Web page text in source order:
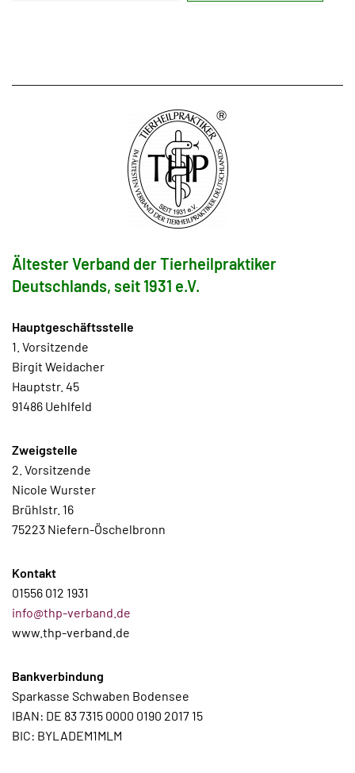
Ältester Verband der Tierheilpraktiker
Deutschlands, seit 1931 e.V.
Hauptgeschäftsstelle
1. Vorsitzende
Birgit Weidacher
Hauptstr. 45
91486 Uehlfeld
Zweigstelle
2. Vorsitzende
Nicole Wurster
Brühlstr. 16
75223 Niefern-Öschelbronn
Kontakt
01556 012 1931
info@thp-verband.de
www.thp-verband.de
Bankverbindung
Sparkasse Schwaben Bodensee
IBAN: DE 83 7315 0000 0190 2017 15
BIC: BYLADEM1MLM